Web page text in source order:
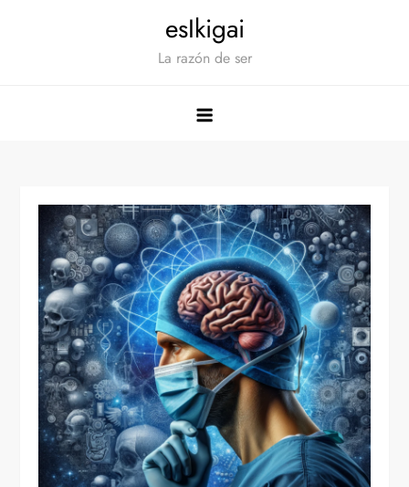
esIkigai
La razón de ser